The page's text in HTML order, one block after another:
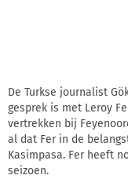
De Turkse journalist
gesprek is met Leroy
vertrekken bij
al dat Fer in de
Kasimpasa. Fer heeft
seizoen.